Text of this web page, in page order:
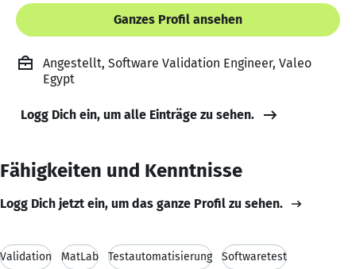
Ganzes Profil ansehen
Angestellt, Software Validation Engineer, Valeo
Egypt
Logg Dich ein, um alle Einträge zu sehen.
Fähigkeiten und Kenntnisse
Logg Dich jetzt ein, um das ganze Profil zu sehen.
Validation MatLab Testautomatisierung Softwaretest